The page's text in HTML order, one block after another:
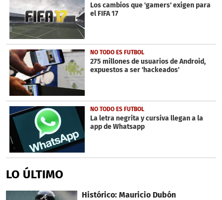
Los cambios que 'gamers' exigen para
el FIFA 17
NO TODO ES FUTBOL
275 millones de usuarios de Android,
expuestos a ser 'hackeados'
NO TODO ES FUTBOL
La letra negrita y cursiva llegan a la
app de Whatsapp
LO ÚLTIMO
Histórico: Mauricio Dubón